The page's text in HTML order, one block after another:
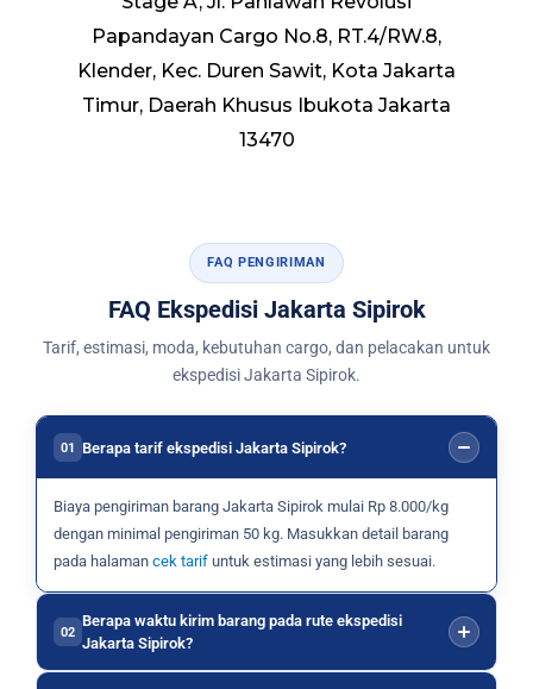
Papandayan Cargo No.8, RT.4/RW.8,
Klender, Kec. Duren Sawit, Kota Jakarta
Timur, Daerah Khusus Ibukota Jakarta
13470
FAQ PENGIRIMAN
FAQ Ekspedisi Jakarta Sipirok
Tarif, estimasi, moda, kebutuhan cargo, dan pelacakan untuk
ekspedisi Jakarta Sipirok.
01 Berapa tarif ekspedisi Jakarta Sipirok?
Biaya pengiriman barang Jakarta Sipirok mulai Rp 8.000/kg
dengan minimal pengiriman 50 kg. Masukkan detail barang
pada halaman cek tarif untuk estimasi yang lebih sesuai.
02
Berapa waktu kirim barang pada rute ekspedisi
Jakarta Sipirok?